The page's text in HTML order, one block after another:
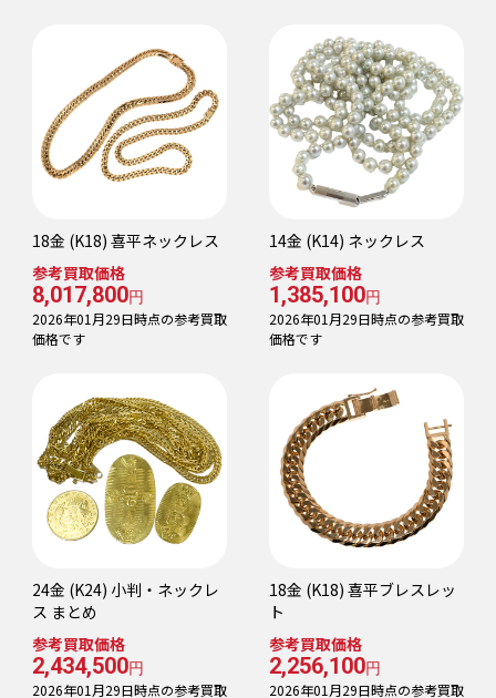
18金 (K18) 喜平ネックレス
参考買取価格
8,017,800円
2026年01月29日時点の参考買取
価格です
14金 (K14) ネックレス
参考買取価格
1,385,100円
2026年01月29日時点の参考買取
価格です
24金 (K24) 小判・ネックレ
ス まとめ
参考買取価格
2,434,500円
2026年01月29日時点の参考買取
18金 (K18) 喜平ブレスレッ
ト
参考買取価格
2,256,100円
2026年01月29日時点の参考買取